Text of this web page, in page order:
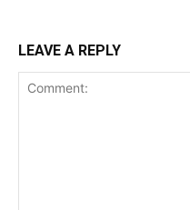
LEAVE A REPLY